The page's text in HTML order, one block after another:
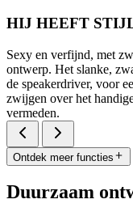
HIJ HEEFT
Sexy en verfijnd, met
ontwerp. Het slanke,
de speakerdriver, voor
zwijgen over het
vermeden.
Ontdek meer functies
Duurzaam